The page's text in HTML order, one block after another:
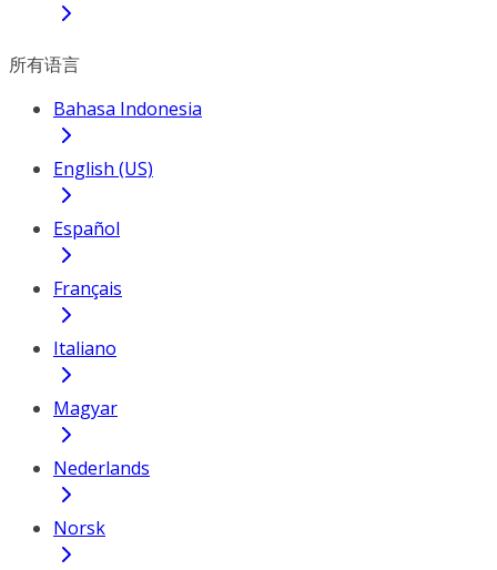
所有语言
Bahasa Indonesia
English (US)
Español
Français
Italiano
Magyar
Nederlands
Norsk